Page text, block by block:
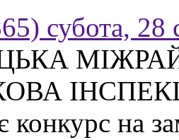
субота, 28
конкурс на